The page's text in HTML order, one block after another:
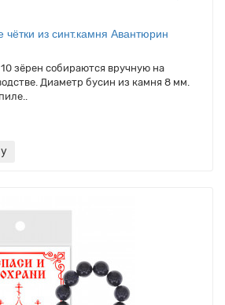
из синт.камня Авантюрин
зёрен собираются вручную на
Диаметр бусин из камня 8 мм.